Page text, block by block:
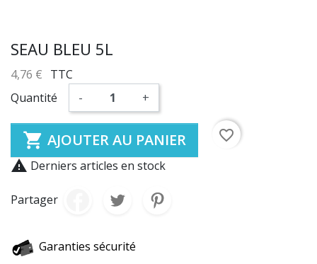
SEAU BLEU 5L
4,76 € TTC
Quantité
- +
 AJOUTER AU PANIER
favorite_border
 Derniers articles en stock
Partager
Garanties sécurité